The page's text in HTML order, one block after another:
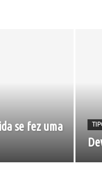
se fez uma